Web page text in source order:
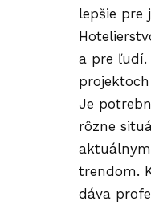
lepšie pre
a pre ľudí.
Je
rôzne
trendom.
dáva